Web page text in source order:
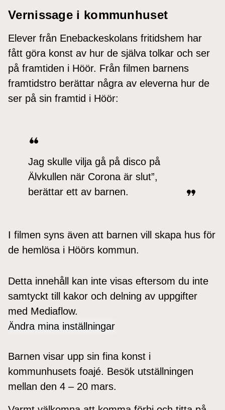
Vernissage i kommunhuset
Elever från Enebackeskolans fritidshem har
fått göra konst av hur de själva tolkar och ser
på framtiden i Höör. Från filmen barnens
framtidstro berättar några av eleverna hur de
ser på sin framtid i Höör:
Jag skulle vilja gå på disco på
Älvkullen när Corona är slut”,
berättar ett av barnen.
I filmen syns även att barnen vill skapa hus för
de hemlösa i Höörs kommun.
Detta innehåll kan inte visas eftersom du inte
samtyckt till kakor och delning av uppgifter
med Mediaflow.
Ändra mina inställningar
Barnen visar upp sin fina konst i
kommunhusets foajé. Besök utställningen
mellan den 4 – 20 mars.